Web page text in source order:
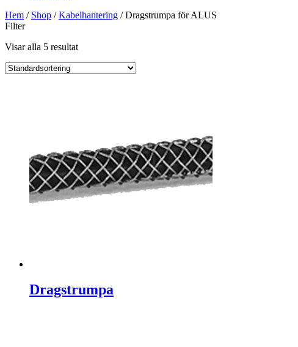
Hem / Shop /Kabelhantering / Dragstrumpa för ALUS
Filter
Visar alla 5 resultat
Dragstrumpa